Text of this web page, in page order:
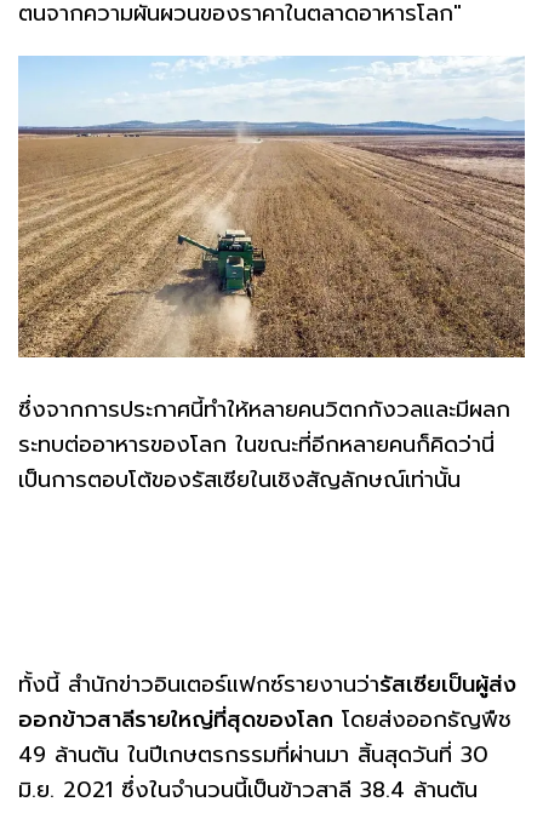
ตนจากความผันผวนของราคาในตลาดอาหารโลก"
ซึ่งจากการประกาศนี้ทำให้หลายคนวิตกกังวลและมีผลก
ระทบต่ออาหารของโลก ในขณะที่อีกหลายคนก็คิดว่านี่
เป็นการตอบโต้ของรัสเซียในเชิงสัญลักษณ์เท่านั้น
ทั้งนี้ สำนักข่าวอินเตอร์แฟกซ์รายงานว่ารัสเซียเป็นผู้ส่ง
ออกข้าวสาลีรายใหญ่ที่สุดของโลก โดยส่งออกธัญพืช
49 ล้านตัน ในปีเกษตรกรรมที่ผ่านมา สิ้นสุดวันที่ 30
มิ.ย. 2021 ซึ่งในจำนวนนี้เป็นข้าวสาลี 38.4 ล้านตัน